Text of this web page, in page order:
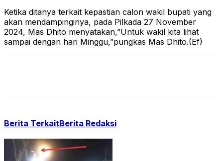
Ketika ditanya terkait kepastian calon wakil bupati yang
akan mendampinginya, pada Pilkada 27 November
2024, Mas Dhito menyatakan,”Untuk wakil kita lihat
sampai dengan hari Minggu,”pungkas Mas Dhito.(Ef)
Berita TerkaitBerita Redaksi